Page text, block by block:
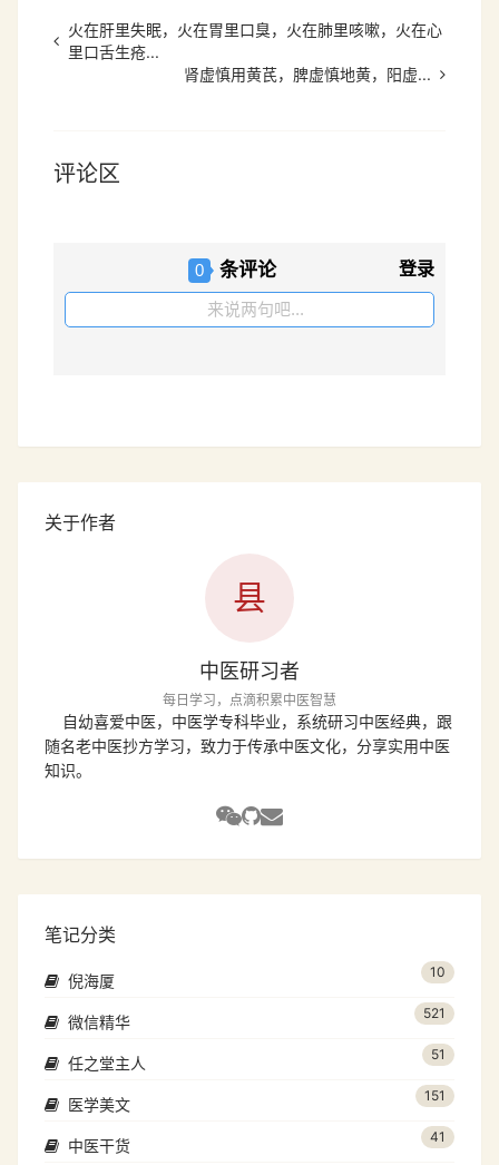
火在肝里失眠，火在胃里口臭，火在肺里咳嗽，火在心
里口舌生疮...
肾虚慎用黄芪，脾虚慎地黄，阳虚...
评论区
0 条评论 登录
来说两句吧...
关于作者
县
中医研习者
每日学习，点滴积累中医智慧
自幼喜爱中医，中医学专科毕业，系统研习中医经典，跟
随名老中医抄方学习，致力于传承中医文化，分享实用中医
知识。
笔记分类
倪海厦 10
微信精华 521
任之堂主人 51
医学美文 151
中医干货 41